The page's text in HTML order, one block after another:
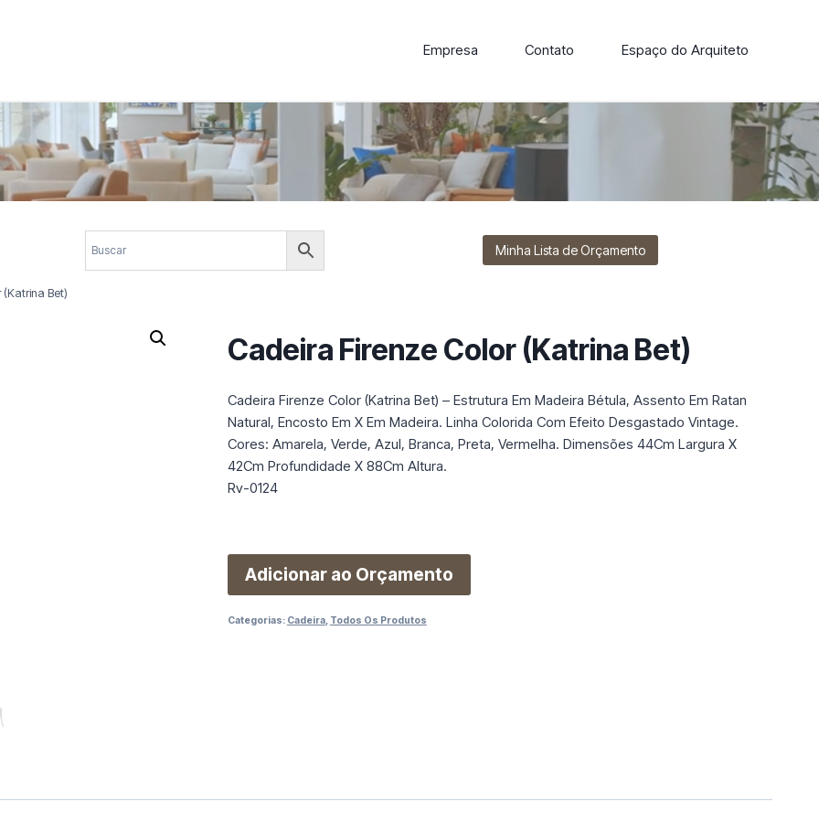
Empresa Contato Espaço do Arquiteto
com elegância, funcionalidade e personalidade. Explore nossa linha de cadeiras, poltronas, sofás e mesas de
design.
Minha Lista de Orçamento
Bet)
Cadeira Firenze Color (Katrina Bet)
Cadeira Firenze Color (Katrina Bet) – Estrutura Em Madeira Bétula, Assento Em Ratan
Natural, Encosto Em X Em Madeira. Linha Colorida Com Efeito Desgastado Vintage.
Cores: Amarela, Verde, Azul, Branca, Preta, Vermelha. Dimensões 44Cm Largura X
42Cm Profundidade X 88Cm Altura.
Rv-0124
Adicionar ao Orçamento
Categorias: Cadeira, Todos Os Produtos